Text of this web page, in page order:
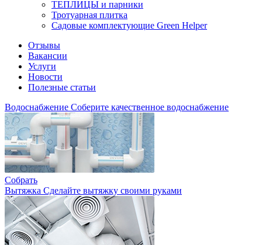
ТЕПЛИЦЫ и парники
Тротуарная плитка
Садовые комплектующие Green Helper
Отзывы
Вакансии
Услуги
Новости
Полезные статьи
Водоснабжение Соберите качественное водоснабжение
Собрать
Вытяжка Сделайте вытяжку своими руками